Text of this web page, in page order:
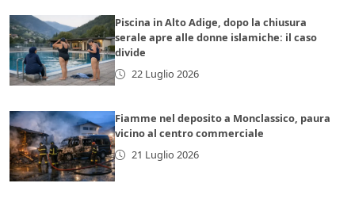
Piscina in Alto Adige, dopo la chiusura
serale apre alle donne islamiche: il caso
divide
22 Luglio 2026
Fiamme nel deposito a Monclassico, paura
vicino al centro commerciale
21 Luglio 2026